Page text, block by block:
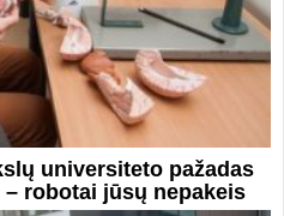
universiteto pažadas
robotai jūsų nepakeis